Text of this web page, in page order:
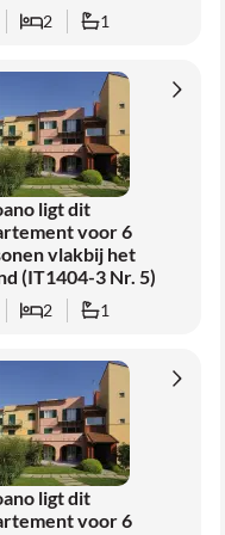
2 1
ligt dit
voor 6
vlakbij het
(IT1404-3 Nr. 5)
2 1
ligt dit
voor 6